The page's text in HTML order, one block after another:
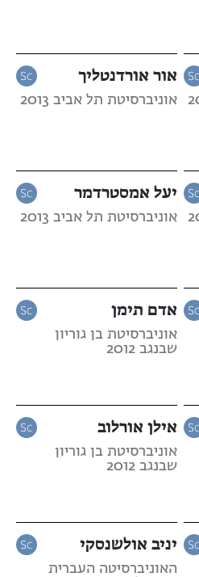
אור אורדנטליך
אוניברסיטת תל אביב 2013
יעל אמסטרדמר
אוניברסיטת תל אביב 2013
אדם תימן
אוניברסיטת בן גוריון
שבנגב 2012
אילן אורלוב
אוניברסיטת בן גוריון
שבנגב 2012
יניב אולשנסקי
האוניברסיטה העברית